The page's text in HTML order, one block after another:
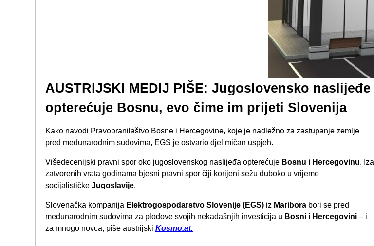
AUSTRIJSKI MEDIJ PIŠE: Jugoslovensko naslijeđe
opterećuje Bosnu, evo čime im prijeti Slovenija
Kako navodi Pravobranilaštvo Bosne i Hercegovine, koje je nadležno za zastupanje zemlje
pred međunarodnim sudovima, EGS je ostvario djelimičan uspjeh.
Višedecenijski pravni spor oko jugoslovenskog naslijeđa opterećuje Bosnu i Hercegovinu. Iza
zatvorenih vrata godinama bjesni pravni spor čiji korijeni sežu duboko u vrijeme
socijalističke Jugoslavije.
Slovenačka kompanija Elektrogospodarstvo Slovenije (EGS) iz Maribora bori se pred
međunarodnim sudovima za plodove svojih nekadašnjih investicija u Bosni i Hercegovini – i
za mnogo novca, piše austrijski Kosmo.at.